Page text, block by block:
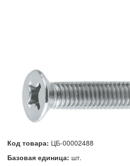
Код товара: ЦБ-00002488
Базовая единица: шт.